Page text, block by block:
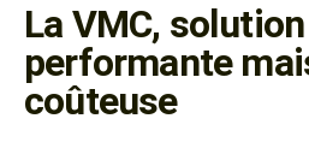
La VMC, solution
performante
coûteuse